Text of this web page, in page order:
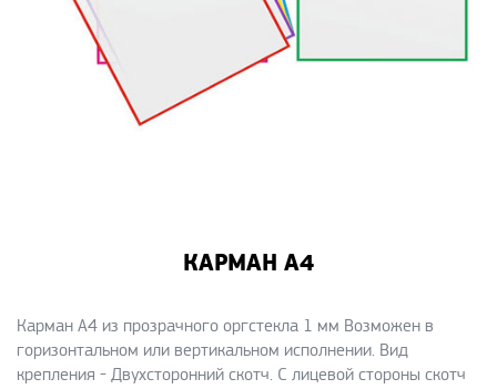
КАРМАН А4
Карман А4 из прозрачного оргстекла 1 мм Возможен в
горизонтальном или вертикальном исполнении. Вид
крепления - Двухсторонний скотч. С лицевой стороны скотч